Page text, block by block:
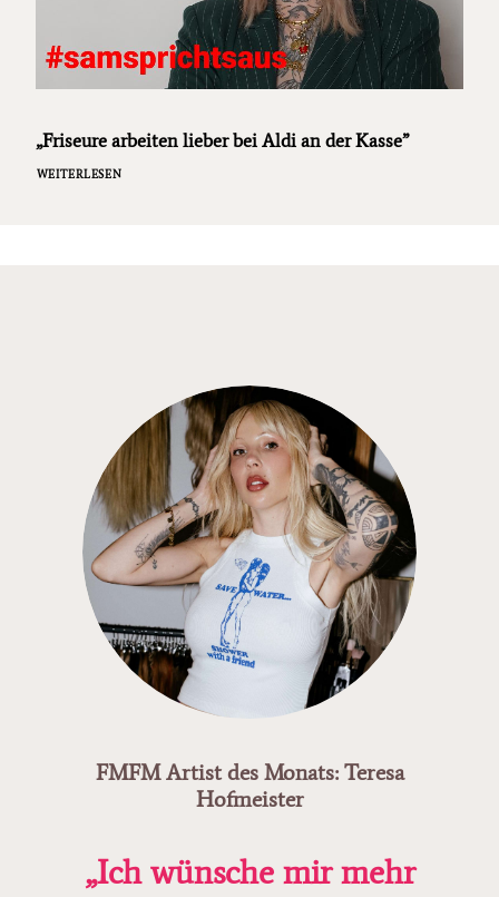
„Friseure arbeiten lieber bei Aldi an der Kasse”
WEITERLESEN
FMFM Artist des Monats: Teresa
Hofmeister
„Ich wünsche mir mehr